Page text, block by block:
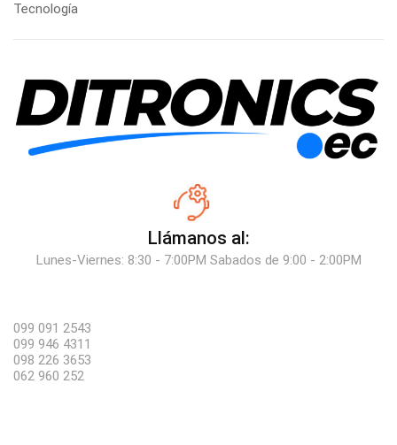
Tecnología
Llámanos al:
Lunes-Viernes: 8:30 - 7:00PM Sabados de 9:00 - 2:00PM
099 091 2543
099 946 4311
098 226 3653
062 960 252